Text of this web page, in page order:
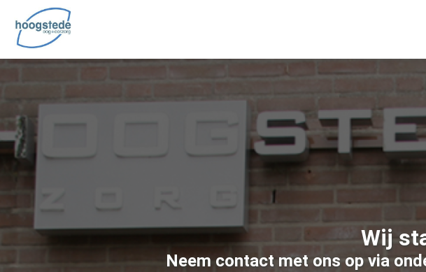
Wij
Neem contact met ons op via